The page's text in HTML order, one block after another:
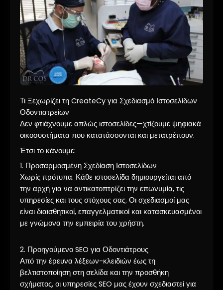
Τι Ξεχωρίζει τη CreateCy για Σχεδιασμό Ιστοσελίδων
Οδοντιατρείων
Δεν φτιάχνουμε απλώς ιστοσελίδες—χτίζουμε ψηφιακά
οικοσυστήματα που κατατάσσονται και μετατρέπουν.
Έτσι το κάνουμε:
1. Προσαρμοσμένη Σχεδίαση Ιστοσελίδων
Χωρίς πρότυπα. Κάθε ιστοσελίδα δημιουργείται από
την αρχή για να αντικατοπτρίζει την επωνυμία, τις
υπηρεσίες και τους στόχους σας. Οι σχεδιασμοί μας
είναι διαισθητικοί, επαγγελματικοί και κατασκευασμένοι
με γνώμονα την εμπειρία του χρήστη.
2. Προηγούμενο SEO για Οδοντιάτρους
Από την έρευνα λέξεων-κλειδιών έως τη
βελτιστοποίηση στη σελίδα και την προσθήκη
σχήματος, οι υπηρεσίες SEO μας έχουν σχεδιαστεί για